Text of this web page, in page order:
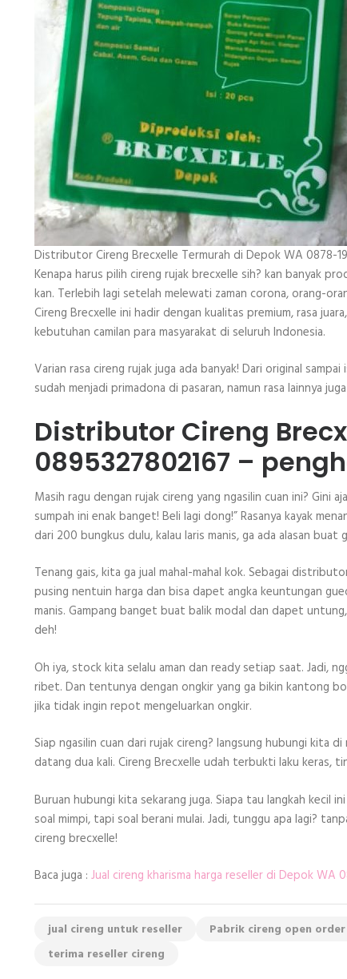
Distributor Cireng Brecxelle Termurah di Depok WA 0878-
Kenapa harus pilih cireng rujak brecxelle sih? kan banyak
kan. Terlebih lagi setelah melewati zaman corona, orang-
Cireng Brecxelle ini hadir dengan kualitas premium, rasa
kebutuhan camilan para masyarakat di seluruh Indonesia.
Varian rasa cireng rujak juga ada banyak! Dari original
sudah menjadi primadona di pasaran, namun rasa lainnya
Distributor Cireng
0895327802167 –
Masih ragu dengan rujak cireng yang ngasilin cuan ini? Gini
sumpah ini enak banget! Beli lagi dong!” Rasanya kayak
dari 200 bungkus dulu, kalau laris manis, ga ada alasan buat
Tenang gais, kita ga jual mahal-mahal kok. Sebagai
pusing nentuin harga dan bisa dapet angka keuntungan
manis. Gampang banget buat balik modal dan dapet
deh!
Oh iya, stock kita selalu aman dan ready setiap saat. Jadi,
ribet. Dan tentunya dengan ongkir yang ga bikin kantong
jika tidak ingin repot mengeluarkan ongkir.
Siap ngasilin cuan dari rujak cireng? langsung hubungi kita
datang dua kali. Cireng Brecxelle udah terbukti laku keras,
Buruan hubungi kita sekarang juga. Siapa tau langkah kecil
soal mimpi, tapi soal berani mulai. Jadi, tunggu apa lagi?
cireng brecxelle!
Baca juga : Jual cireng kharisma harga reseller di Depok WA
jual cireng untuk reseller Pabrik cireng open order
terima reseller cireng